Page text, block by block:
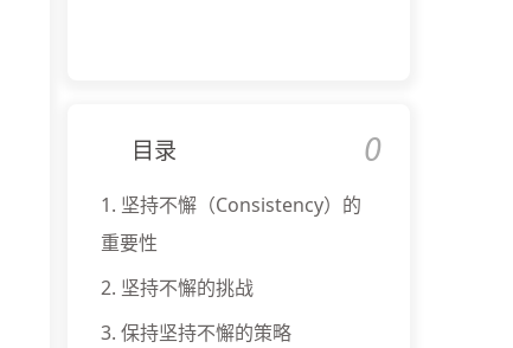
目录 0
1. 坚持不懈（Consistency）的
重要性
2. 坚持不懈的挑战
3. 保持坚持不懈的策略